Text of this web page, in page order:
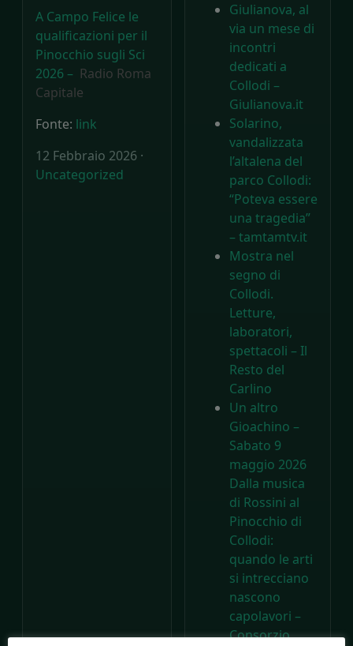
A Campo Felice le
qualificazioni per il
Pinocchio sugli Sci
2026 – Radio Roma
Capitale
Fonte: link
12 Febbraio 2026 ·
Uncategorized
Giulianova, al
via un mese di
incontri
dedicati a
Collodi –
Giulianova.it
Solarino,
vandalizzata
l’altalena del
parco Collodi:
“Poteva essere
una tragedia”
– tamtamtv.it
Mostra nel
segno di
Collodi.
Letture,
laboratori,
spettacoli – Il
Resto del
Carlino
Un altro
Gioachino –
Sabato 9
maggio 2026
Dalla musica
di Rossini al
Pinocchio di
Collodi:
quando le arti
si intrecciano
nascono
capolavori –
Consorzio